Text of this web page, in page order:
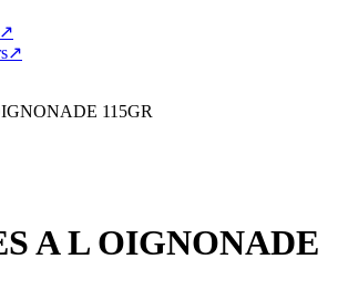
115GR
A L OIGNONADE